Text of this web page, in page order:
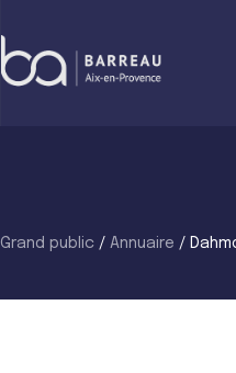
to
content
Grand public / Annuaire /